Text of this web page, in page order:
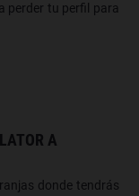
perder tu perfil para
A
donde tendrás